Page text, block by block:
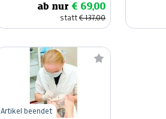
ab nur € 69,00
statt€ 137,00
Artikel beendet